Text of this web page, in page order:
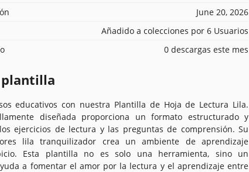
June 20, 2026
Añadido a colecciones por 6 Usuarios
0 descargas este mes
plantilla
educativos con nuestra Plantilla de Hoja de Lectura Lila.
diseñada proporciona un formato estructurado y
ejercicios de lectura y las preguntas de comprensión. Su
lila tranquilizador crea un ambiente de aprendizaje
Esta plantilla no es solo una herramienta, sino un
a fomentar el amor por la lectura y el aprendizaje entre